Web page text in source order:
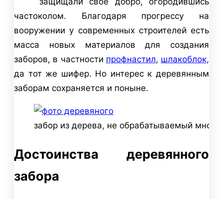
частоколом. Благодаря прогрессу на
вооружении у современных строителей есть
масса новых материалов для создания
заборов, в частности профнастил, шлакоблок,
да тот же шифер. Но интерес к деревянным
заборам сохраняется и поныне.
забор из дерева, не обрабатываемый много
Достоинства деревянного
забора